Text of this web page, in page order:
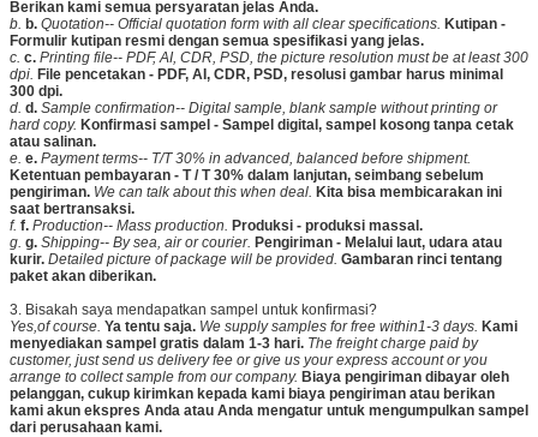
Berikan kami semua persyaratan jelas Anda.
b. b. Quotation-- Official quotation form with all clear specifications. Kutipan -
Formulir kutipan resmi dengan semua spesifikasi yang jelas.
c. c. Printing file-- PDF, AI, CDR, PSD, the picture resolution must be at least 300
dpi. File pencetakan - PDF, AI, CDR, PSD, resolusi gambar harus minimal
300 dpi.
d. d. Sample confirmation-- Digital sample, blank sample without printing or
hard copy. Konfirmasi sampel - Sampel digital, sampel kosong tanpa cetak
atau salinan.
e. e. Payment terms-- T/T 30% in advanced, balanced before shipment.
Ketentuan pembayaran - T / T 30% dalam lanjutan, seimbang sebelum
pengiriman. We can talk about this when deal. Kita bisa membicarakan ini
saat bertransaksi.
f. f. Production-- Mass production. Produksi - produksi massal.
g. g. Shipping-- By sea, air or courier. Pengiriman - Melalui laut, udara atau
kurir. Detailed picture of package will be provided. Gambaran rinci tentang
paket akan diberikan.
3. Bisakah saya mendapatkan sampel untuk konfirmasi?
Yes,of course. Ya tentu saja. We supply samples for free within1-3 days. Kami
menyediakan sampel gratis dalam 1-3 hari. The freight charge paid by
customer, just send us delivery fee or give us your express account or you
arrange to collect sample from our company. Biaya pengiriman dibayar oleh
pelanggan, cukup kirimkan kepada kami biaya pengiriman atau berikan
kami akun ekspres Anda atau Anda mengatur untuk mengumpulkan sampel
dari perusahaan kami.